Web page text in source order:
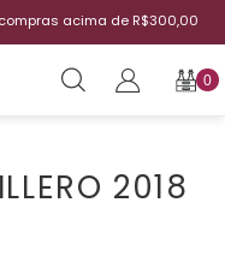
acima de R$300,00
0
2018